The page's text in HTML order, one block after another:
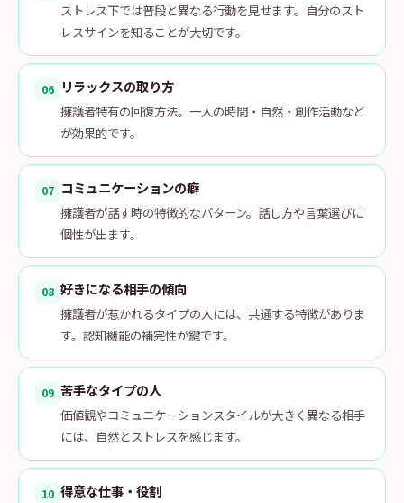
ストレス下では普段と異なる行動を見せます。自分のスト
レスサインを知ることが大切です。
06 リラックスの取り方
擁護者特有の回復方法。一人の時間・自然・創作活動など
が効果的です。
07 コミュニケーションの癖
擁護者が話す時の特徴的なパターン。話し方や言葉選びに
個性が出ます。
08 好きになる相手の傾向
擁護者が惹かれるタイプの人には、共通する特徴がありま
す。認知機能の補完性が鍵です。
09 苦手なタイプの人
価値観やコミュニケーションスタイルが大きく異なる相手
には、自然とストレスを感じます。
10 得意な仕事・役割